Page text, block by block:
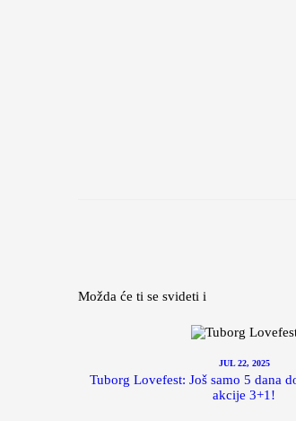
Možda će ti se svideti i
JUL 22, 2025
Tuborg Lovefest: Još samo 5 dana
akcije 3+1!